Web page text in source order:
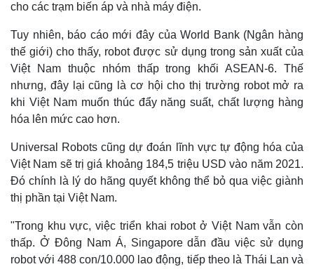
Thế giới
Quan sát
Cuộc sống đó đây
Hồ sơ
Multimedia
Video
Ảnh
cho các trạm biến áp và nhà máy điện.
Tuy nhiên, báo cáo mới đây của World Bank (Ngân hàng
thế giới) cho thấy, robot được sử dụng trong sản xuất của
Việt Nam thuộc nhóm thấp trong khối ASEAN-6. Thế
nhưng, đây lại cũng là cơ hội cho thị trường robot mở ra
khi Việt Nam muốn thúc đẩy năng suất, chất lượng hàng
hóa lên mức cao hơn.
Universal Robots cũng dự đoán lĩnh vực tự động hóa của
Việt Nam sẽ trị giá khoảng 184,5 triệu USD vào năm 2021.
Đó chính là lý do hãng quyết không thể bỏ qua việc giành
thị phần tại Việt Nam.
"Trong khu vực, việc triển khai robot ở Việt Nam vẫn còn
thấp. Ở Đông Nam Á, Singapore dẫn đầu việc sử dụng
robot với 488 con/10.000 lao động, tiếp theo là Thái Lan và